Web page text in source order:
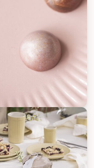
15Frühstücksteller